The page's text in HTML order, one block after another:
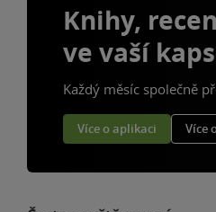
Knihy,
ve vaší
Každý měsíc společně
Více o aplikaci Více